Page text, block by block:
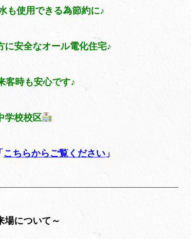
も使用できる為節約に♪
安全なオール電化住宅♪
客時も安心です♪
学校校区
こちらからご覧ください 」
場について～